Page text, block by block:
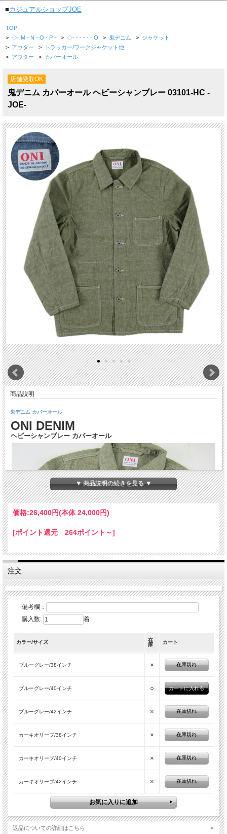
■カジュアルショップJOE
TOP
> ◇- M - N - O - P - > ◇- - - - - - O > 鬼デニム > ジャケット
> アウター > トラッカー/ワークジャケット他
> アウター > カバーオール
店舗受取OK
鬼デニム カバーオール ヘビーシャンブレー 03101-HC -
JOE-
商品説明
鬼デニム カバーオール
ONI DENIM
ヘビーシャンブレー カバーオール
▼ 商品説明の続きを見る ▼
価格:26,400円(本体 24,000円)
[ポイント還元 264ポイント～]
注文
備考欄：
購入数:
着
カラー/サイズ
在
庫
カート
ブルーグレー/38インチ × 在庫切れ
ブルーグレー/40インチ ○
ブルーグレー/42インチ × 在庫切れ
カーキオリーブ/38インチ × 在庫切れ
カーキオリーブ/40インチ × 在庫切れ
カーキオリーブ/42インチ × 在庫切れ
返品についての詳細はこちら